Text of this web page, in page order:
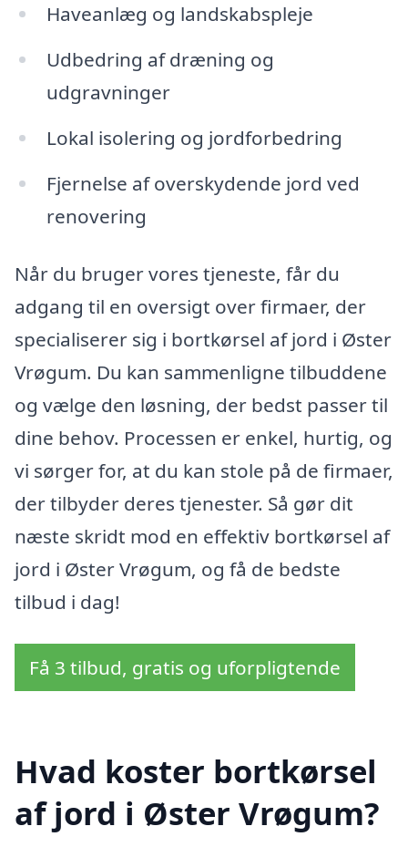
Haveanlæg og landskabspleje
Udbedring af dræning og
udgravninger
Lokal isolering og jordforbedring
Fjernelse af overskydende jord ved
renovering
Når du bruger vores tjeneste, får du
adgang til en oversigt over firmaer, der
specialiserer sig i bortkørsel af jord i Øster
Vrøgum. Du kan sammenligne tilbuddene
og vælge den løsning, der bedst passer til
dine behov. Processen er enkel, hurtig, og
vi sørger for, at du kan stole på de firmaer,
der tilbyder deres tjenester. Så gør dit
næste skridt mod en effektiv bortkørsel af
jord i Øster Vrøgum, og få de bedste
tilbud i dag!
Få 3 tilbud, gratis og uforpligtende
Hvad koster bortkørsel
af jord i Øster Vrøgum?